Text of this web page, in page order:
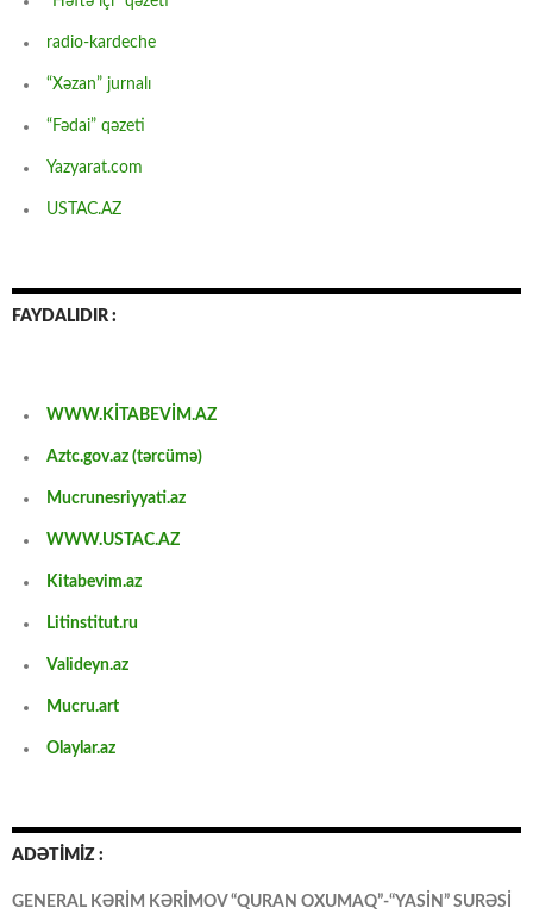
radio-kardeche
“Xəzan” jurnalı
“Fədai” qəzeti
Yazyarat.com
USTAC.AZ
FAYDALIDIR :
WWW.KİTABEVİM.AZ
Aztc.gov.az (tərcümə)
Mucrunesriyyati.az
WWW.USTAC.AZ
Kitabevim.az
Litinstitut.ru
Valideyn.az
Mucru.art
Olaylar.az
ADƏTİMİZ :
GENERAL KƏRİM KƏRİMOV “QURAN OXUMAQ”-“YASİN” SURƏSİ